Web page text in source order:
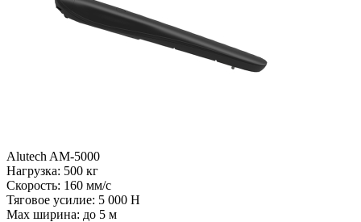
Alutech AM-5000
Нагрузка: 500 кг
Скорость: 160 мм/с
Тяговое усилие: 5 000 Н
Max ширина: до 5 м